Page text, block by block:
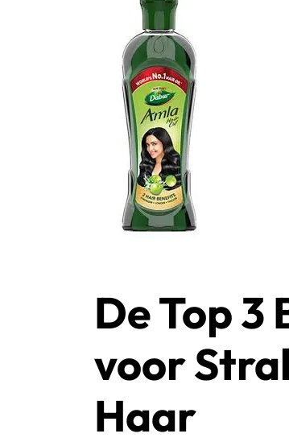
De Top 3
voor
Haar